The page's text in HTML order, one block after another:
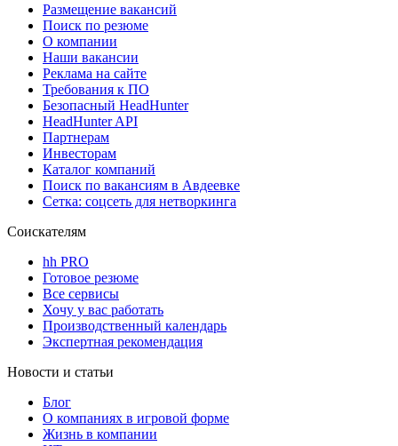
Размещение вакансий
Поиск по резюме
О компании
Наши вакансии
Реклама на сайте
Требования к ПО
Безопасный HeadHunter
HeadHunter API
Партнерам
Инвесторам
Каталог компаний
Поиск по вакансиям в Авдеевке
Сетка: соцсеть для нетворкинга
Соискателям
hh PRO
Готовое резюме
Все сервисы
Хочу у вас работать
Производственный календарь
Экспертная рекомендация
Новости и статьи
Блог
О компаниях в игровой форме
Жизнь в компании